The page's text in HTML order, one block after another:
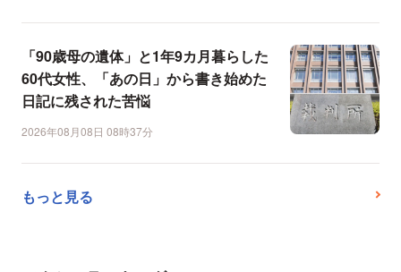
「90歳母の遺体」と1年9カ月暮らした
60代女性、「あの日」から書き始めた
日記に残された苦悩
2026年08月08日 08時37分
もっと見る